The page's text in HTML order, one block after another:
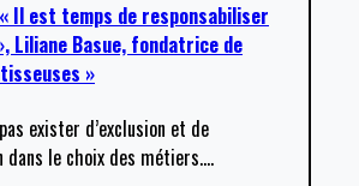
« Il est temps de responsabiliser
Liliane Basue, fondatrice de
»
exister d’exclusion et de
le choix des métiers.…